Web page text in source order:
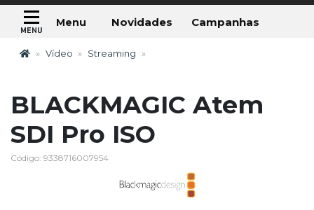
Menu Novidades Campanhas
Vídeo Streaming
BLACKMAGIC Atem
SDI Pro ISO
Código: 9338716007954